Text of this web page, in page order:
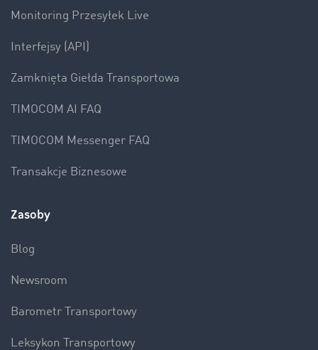
Monitoring Przesyłek Live
Interfejsy (API)
Zamknięta Giełda Transportowa
TIMOCOM AI FAQ
TIMOCOM Messenger FAQ
Transakcje Biznesowe
Zasoby
Blog
Newsroom
Barometr Transportowy
Leksykon Transportowy